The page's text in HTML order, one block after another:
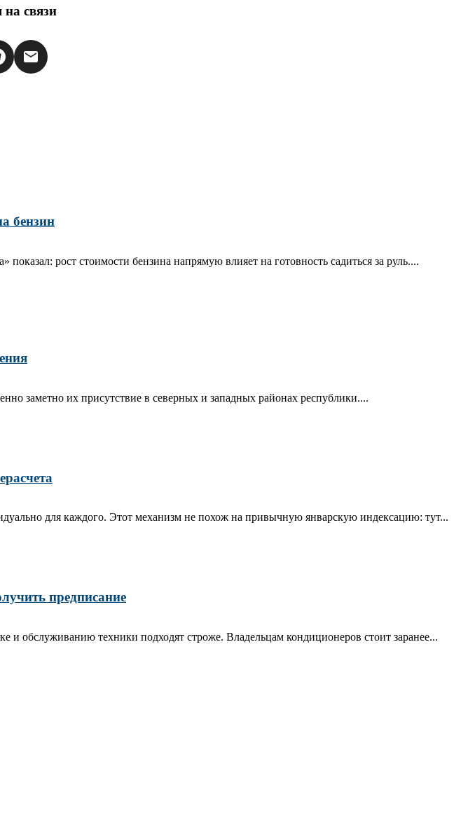
на связи
бензин
рост стоимости бензина напрямую влияет на готовность садиться за руль....
заметно их присутствие в северных и западных районах республики....
для каждого. Этот механизм не похож на привычную январскую индексацию: тут...
предписание
и обслуживанию техники подходят строже. Владельцам кондиционеров стоит заранее...